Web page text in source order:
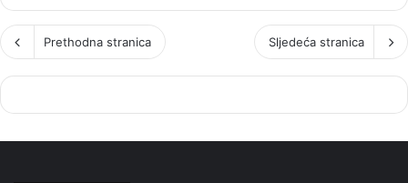
Prethodna stranica Sljedeća stranica